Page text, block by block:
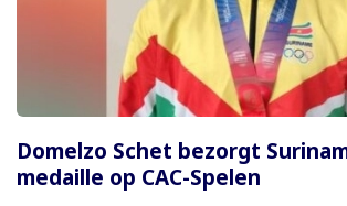
Domelzo Schet bezorgt
medaille op CAC-Spelen